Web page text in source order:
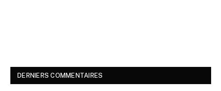
DERNIERS COMMENTAIRES